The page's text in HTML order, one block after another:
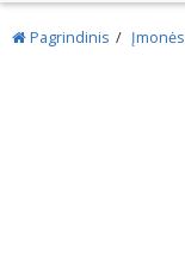
Pagrindinis Įmonės